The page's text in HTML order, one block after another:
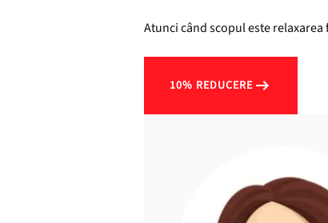
Atunci când scopul este
10% REDUCERE